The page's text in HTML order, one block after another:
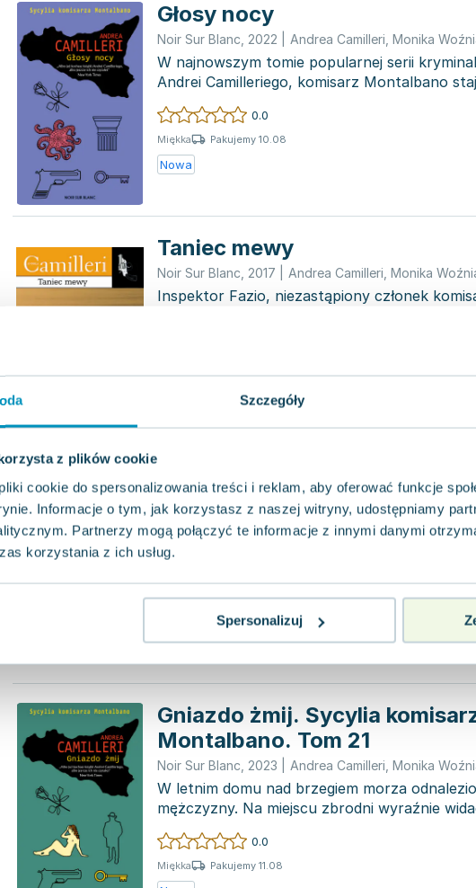
Szczegóły
z plików cookie
cookie do spersonalizowania treści i reklam, aby oferować funkcje
Informacje o tym, jak korzystasz z naszej witryny, udostępniamy
Partnerzy mogą połączyć te informacje z innymi danymi
korzystania z ich usług.
Spersonalizuj
Głosy nocy
Noir Sur Blanc 2022 Andrea Camilleri Monika
W najnowszym tomie popularnej serii
Andrei Camilleriego, komisarz Montalbano
prostą spr...
0.0
Miękka Pakujemy 10.08
Nowa
Taniec mewy
Noir Sur Blanc 2017 Andrea Camilleri Monika
Inspektor Fazio, niezastąpiony członek
Miękka Pakujemy 10.08
Używana
Zarządzanie projektami
Polskie Wydawnictwo Ekonomiczne,2025| Swacha
Ostatnie dekady przyniosły znaczący rozwój
gospodarczy, w dużej mierze dzięki postępowi
0.0
Gniazdo żmij. Sycylia
Montalbano. Tom 21
Noir Sur Blanc 2023 Andrea Camilleri Monika
W letnim domu nad brzegiem morza
mężczyzny. Na miejscu zbrodni wyraźnie
morders...
0.0
Miękka Pakujemy 11.08